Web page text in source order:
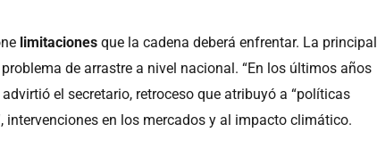
limitaciones que la cadena deberá enfrentar. La principal
problema de arrastre a nivel nacional. “En los últimos años
el secretario, retroceso que atribuyó a “políticas
intervenciones en los mercados y al impacto climático.